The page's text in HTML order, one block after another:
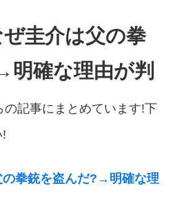
ぜ圭介は父の拳
確な理由が判
の記事にまとめています!下
の拳銃を盗んだ?→明確な理